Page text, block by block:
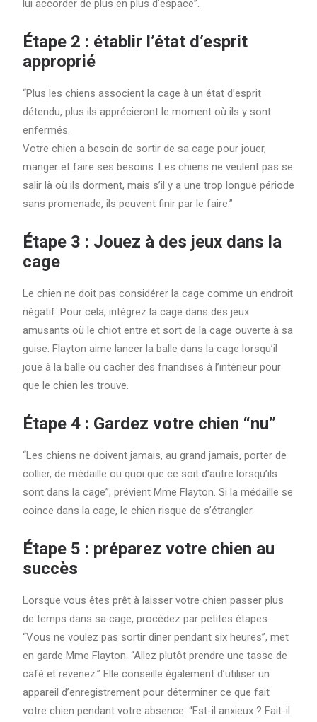
lui accorder de plus en plus d’espace”.
Étape 2 : établir l’état d’esprit
approprié
“Plus les chiens associent la cage à un état d’esprit
détendu, plus ils apprécieront le moment où ils y sont
enfermés.
Votre chien a besoin de sortir de sa cage pour jouer,
manger et faire ses besoins. Les chiens ne veulent pas se
salir là où ils dorment, mais s’il y a une trop longue période
sans promenade, ils peuvent finir par le faire.”
Étape 3 : Jouez à des jeux dans la
cage
Le chien ne doit pas considérer la cage comme un endroit
négatif. Pour cela, intégrez la cage dans des jeux
amusants où le chiot entre et sort de la cage ouverte à sa
guise. Flayton aime lancer la balle dans la cage lorsqu’il
joue à la balle ou cacher des friandises à l’intérieur pour
que le chien les trouve.
Étape 4 : Gardez votre chien “nu”
“Les chiens ne doivent jamais, au grand jamais, porter de
collier, de médaille ou quoi que ce soit d’autre lorsqu’ils
sont dans la cage”, prévient Mme Flayton. Si la médaille se
coince dans la cage, le chien risque de s’étrangler.
Étape 5 : préparez votre chien au
succès
Lorsque vous êtes prêt à laisser votre chien passer plus
de temps dans sa cage, procédez par petites étapes.
“Vous ne voulez pas sortir dîner pendant six heures”, met
en garde Mme Flayton. “Allez plutôt prendre une tasse de
café et revenez.” Elle conseille également d’utiliser un
appareil d’enregistrement pour déterminer ce que fait
votre chien pendant votre absence. “Est-il anxieux ? Fait-il